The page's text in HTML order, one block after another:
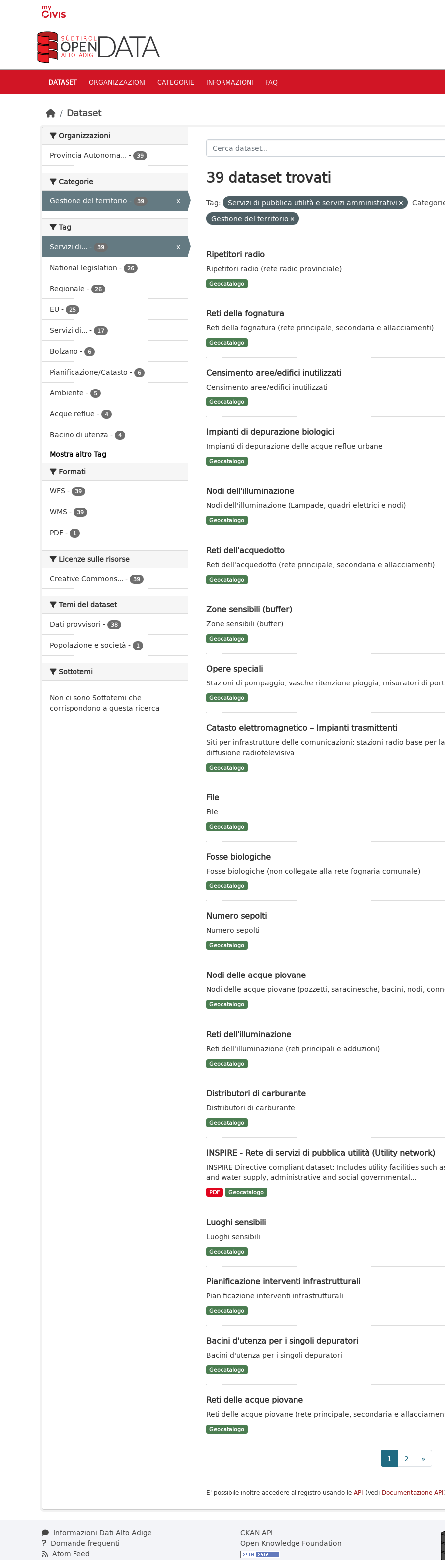
Skip to main content
DATASET ORGANIZZAZIONI CATEGORIE INFORMAZIONI FAQ
Dataset
Organizzazioni
Provincia Autonoma... - 39
Categorie
Gestione del territorio - 39 x
Tag
Servizi di... - 39
x
National legislation - 26
Regionale - 26
EU - 25
Servizi di... - 17
Bolzano - 6
Pianificazione/Catasto - 6
Ambiente - 5
Acque reflue - 4
Bacino di utenza - 4
Mostra altro Tag
Formati
WFS - 39
WMS - 39
PDF- 1
Licenze sulle risorse
Creative Commons... - 39
Temi del dataset
Dati provvisori - 38
Popolazione e società - 1
Sottotemi
Non ci sono Sottotemi che
corrispondono a questa ricerca
39 dataset trovati
Tag: Servizi di pubblica utilità e servizi amministrativi
Gestione del territorio
Ripetitori radio
Ripetitori radio (rete radio provinciale)
Geocatalogo
Reti della fognatura
Reti della fognatura (rete principale, secondaria e allacciamenti)
Geocatalogo
Censimento aree/edifici inutilizzati
Censimento aree/edifici inutilizzati
Geocatalogo
Impianti di depurazione biologici
Impianti di depurazione delle acque reflue urbane
Geocatalogo
Nodi dell'illuminazione
Nodi dell'illuminazione (Lampade, quadri elettrici e nodi)
Geocatalogo
Reti dell'acquedotto
Reti dell'acquedotto (rete principale, secondaria e allacciamenti)
Geocatalogo
Zone sensibili (buffer)
Zone sensibili (buffer)
Geocatalogo
Opere speciali
Stazioni di pompaggio, vasche ritenzione pioggia, misuratori di
Geocatalogo
Catasto elettromagnetico – Impianti trasmittenti
Siti per infrastrutture delle comunicazioni: stazioni radio base per
diffusione radiotelevisiva
Geocatalogo
File
File
Geocatalogo
Fosse biologiche
Fosse biologiche (non collegate alla rete fognaria comunale)
Geocatalogo
Numero sepolti
Numero sepolti
Geocatalogo
Nodi delle acque piovane
Nodi delle acque piovane (pozzetti, saracinesche, bacini, nodi,
Geocatalogo
Reti dell'illuminazione
Reti dell'illuminazione (reti principali e adduzioni)
Geocatalogo
Distributori di carburante
Distributori di carburante
Geocatalogo
INSPIRE - Rete di servizi di pubblica utilità (Utility network)
INSPIRE Directive compliant dataset: Includes utility facilities such
and water supply, administrative and social governmental...
PDF Geocatalogo
Luoghi sensibili
Luoghi sensibili
Geocatalogo
Pianificazione interventi infrastrutturali
Pianificazione interventi infrastrutturali
Geocatalogo
Bacini d'utenza per i singoli depuratori
Bacini d'utenza per i singoli depuratori
Geocatalogo
Reti delle acque piovane
Reti delle acque piovane (rete principale, secondaria e
Geocatalogo
1 2 »
E' possibile inoltre accedere al registro usando le API (vedi Documentazione API
Informazioni Dati Alto Adige
Domande frequenti
Atom Feed
CKAN API
Open Knowledge Foundation